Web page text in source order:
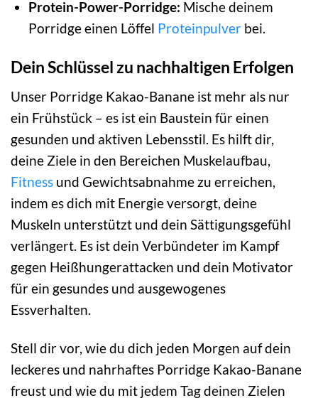
Protein-Power-Porridge: Mische deinem
Porridge einen Löffel Proteinpulverbei.
Dein Schlüssel zu nachhaltigen Erfolgen
Unser Porridge Kakao-Banane ist mehr als nur
ein Frühstück – es ist ein Baustein für einen
gesunden und aktiven Lebensstil. Es hilft dir,
deine Ziele in den Bereichen Muskelaufbau,
Fitness und Gewichtsabnahme zu erreichen,
indem es dich mit Energie versorgt, deine
Muskeln unterstützt und dein Sättigungsgefühl
verlängert. Es ist dein Verbündeter im Kampf
gegen Heißhungerattacken und dein Motivator
für ein gesundes und ausgewogenes
Essverhalten.
Stell dir vor, wie du dich jeden Morgen auf dein
leckeres und nahrhaftes Porridge Kakao-Banane
freust und wie du mit jedem Tag deinen Zielen